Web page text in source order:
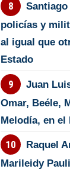
policías y
al igual que
Estado
Juan
Omar, Beéle,
Melodía, en el
Raquel
Marileidy